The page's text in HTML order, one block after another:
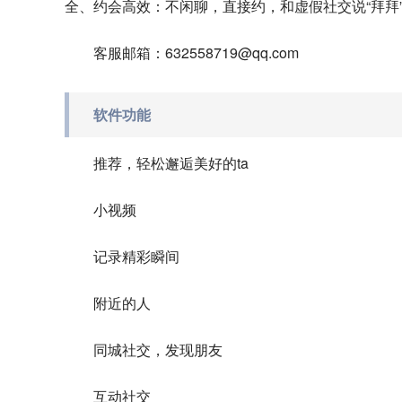
全、约会高效：不闲聊，直接约，和虚假社交说“拜拜
客服邮箱：632558719@qq.com
软件功能
推荐，轻松邂逅美好的ta
小视频
记录精彩瞬间
附近的人
同城社交，发现朋友
互动社交